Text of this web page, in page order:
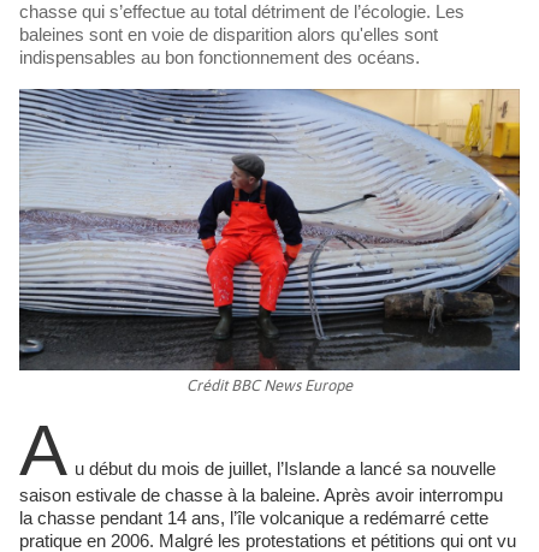
chasse qui s’effectue au total détriment de l’écologie. Les
baleines sont en voie de disparition alors qu'elles sont
indispensables au bon fonctionnement des océans.
Crédit BBC News Europe
A u début du mois de juillet, l’Islande a lancé sa nouvelle
saison estivale de chasse à la baleine. Après avoir interrompu
la chasse pendant 14 ans, l’île volcanique a redémarré cette
pratique en 2006. Malgré les protestations et pétitions qui ont vu